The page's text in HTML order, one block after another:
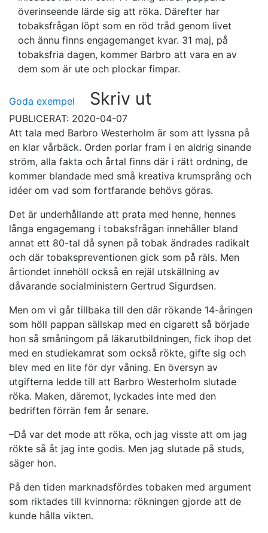
överinseende lärde sig att röka. Därefter har
tobaksfrågan löpt som en röd tråd genom livet
och ännu finns engagemanget kvar. 31 maj, på
tobaksfria dagen, kommer Barbro att vara en av
dem som är ute och plockar fimpar.
Goda exempel Skriv ut
PUBLICERAT: 2020-04-07
Att tala med Barbro Westerholm är som att lyssna på
en klar vårbäck. Orden porlar fram i en aldrig sinande
ström, alla fakta och årtal finns där i rätt ordning, de
kommer blandade med små kreativa krumsprång och
idéer om vad som fortfarande behövs göras.
Det är underhållande att prata med henne, hennes
långa engagemang i tobaksfrågan innehåller bland
annat ett 80-tal då synen på tobak ändrades radikalt
och där tobakspreventionen gick som på räls. Men
årtiondet innehöll också en rejäl utskällning av
dåvarande socialministern Gertrud Sigurdsen.
Men om vi går tillbaka till den där rökande 14-åringen
som höll pappan sällskap med en cigarett så började
hon så småningom på läkarutbildningen, fick ihop det
med en studiekamrat som också rökte, gifte sig och
blev med en lite för dyr våning. En översyn av
utgifterna ledde till att Barbro Westerholm slutade
röka. Maken, däremot, lyckades inte med den
bedriften förrän fem år senare.
–Då var det mode att röka, och jag visste att om jag
rökte så åt jag inte godis. Men jag slutade på studs,
säger hon.
På den tiden marknadsfördes tobaken med argument
som riktades till kvinnorna: rökningen gjorde att de
kunde hålla vikten.